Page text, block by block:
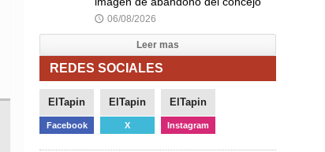
🕔 06/08/2026
Leer mas
REDES SOCIALES
ElTapin
Facebook
ElTapin
X
ElTapin
Instagram